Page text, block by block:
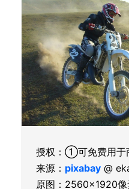
授权：①可免费用
来源： pixabay @
原图：2560×1920像